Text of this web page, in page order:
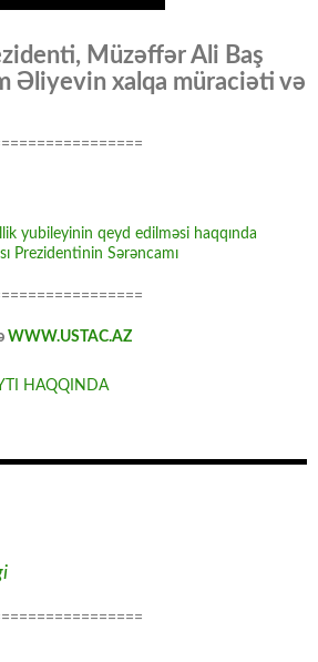
Müzəffər Ali Baş
Əliyevin xalqa müraciəti və
yubileyinin qeyd edilməsi haqqında
Prezidentinin Sərəncamı
WWW.USTAC.AZ
HAQQINDA